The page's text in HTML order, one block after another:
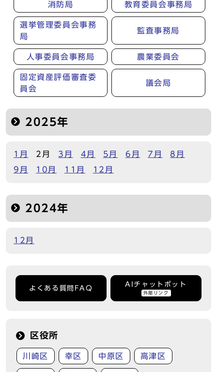
消防局 教育委員会事務局
選挙管理委員会事務
局
監査事務局
人事委員会事務局 農業委員会
固定資産評価審査委
員会
議会局
2025年
1月 2月 3月 4月 5月 6月 7月
8月
9月
10月 11月 12月
2024年
12月
よくある質問FAQ
AIチャットボット
外部リンク
区役所
川崎区 幸区 中原区 高津区